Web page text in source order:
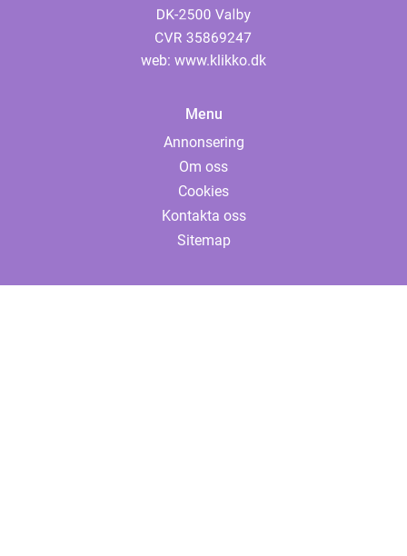
web: www.klikko.dk
Menu
Annonsering
Om oss
Cookies
Kontakta oss
Sitemap